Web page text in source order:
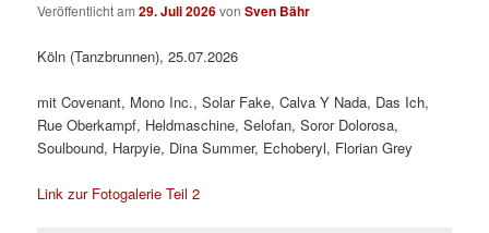
Veröffentlicht am29. Juli 2026vonSven Bähr
Köln (Tanzbrunnen), 25.07.2026
mit Covenant, Mono Inc., Solar Fake, Calva Y Nada, Das Ich,
Rue Oberkampf, Heldmaschine, Selofan, Soror Dolorosa,
Soulbound, Harpyie, Dina Summer, Echoberyl, Florian Grey
Link zur Fotogalerie Teil 2